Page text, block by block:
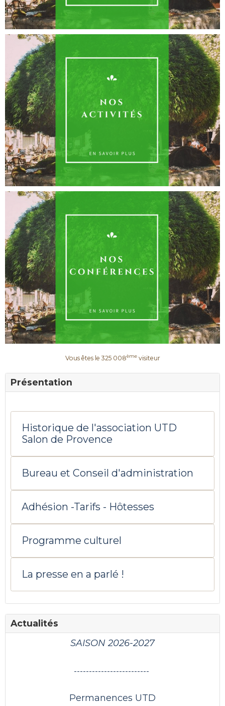
Vous êtes le 325 008èmevisiteur
Présentation
Historique de l'association UTD
Salon de Provence
Bureau et Conseil d'administration
Adhésion -Tarifs - Hôtesses
Programme culturel
La presse en a parlé !
Actualités
SAISON 2026-2027
-------------------------
Permanences UTD